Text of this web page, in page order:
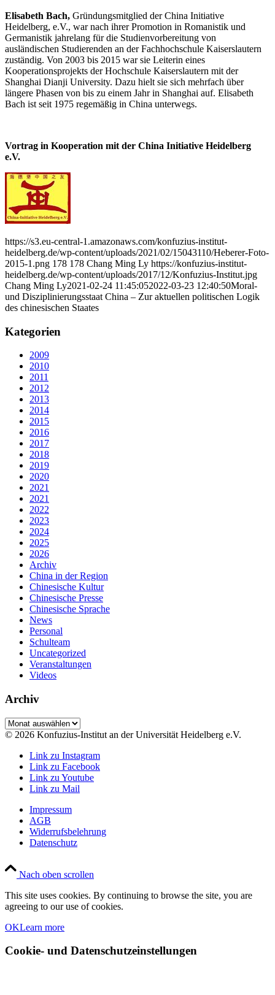
Elisabeth Bach, Gründungsmitglied der China Initiative
Heidelberg, e.V., war nach ihrer Promotion in Romanistik und
Germanistik jahrelang für die Studienvorbereitung von
ausländischen Studierenden an der Fachhochschule Kaiserslautern
zuständig. Von 2003 bis 2015 war sie Leiterin eines
Kooperationsprojekts der Hochschule Kaiserslautern mit der
Shanghai Dianji University. Dazu hielt sie sich mehrfach über
längere Phasen von bis zu einem Jahr in Shanghai auf. Elisabeth
Bach ist seit 1975 regemäßig in China unterwegs.
Vortrag in Kooperation mit der China Initiative Heidelberg
e.V.
https://s3.eu-central-1.amazonaws.com/konfuzius-institut-
heidelberg.de/wp-content/uploads/2021/02/15043110/Heberer-Foto-
2015-1.png 178 178 Chang Ming Ly https://konfuzius-institut-
heidelberg.de/wp-content/uploads/2017/12/Konfuzius-Institut.jpg
Chang Ming Ly2021-02-24 11:45:052022-03-23 12:40:50Moral-
und Disziplinierungsstaat China – Zur aktuellen politischen Logik
des chinesischen Staates
Kategorien
2009
2010
2011
2012
2013
2014
2015
2016
2017
2018
2019
2020
2021
2021
2022
2023
2024
2025
2026
Archiv
China in der Region
Chinesische Kultur
Chinesische Presse
Chinesische Sprache
News
Personal
Schulteam
Uncategorized
Veranstaltungen
Videos
Archiv
Archiv
© 2026 Konfuzius-Institut an der Universität Heidelberg e.V.
Link zu Instagram
Link zu Facebook
Link zu Youtube
Link zu Mail
Impressum
AGB
Widerrufsbelehrung
Datenschutz
Nach oben scrollen
This site uses cookies. By continuing to browse the site, you are
agreeing to our use of cookies.
OKLearn more
Cookie- und Datenschutzeinstellungen